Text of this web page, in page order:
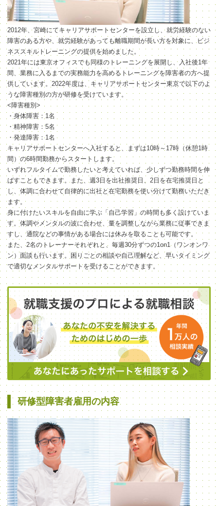
2012年、宮崎にてキャリアサポートセンターを設立し、就労経験のない
障害のある方や、就労経験があっても離職期間が長い方を対象に、ビジ
ネススキルトレーニングの提供を始めました。
2021年には東京オフィスでも同様のトレーニングを展開し、入社後1年
間、業務に入るまでの実務能力を高めるトレーニングを障害者の方へ提
供しています。2022年度は、キャリアサポートセンター東京で以下のよ
うな障害種別の方が研修を受けています。
<障害種別>
・身体障害：1名
・精神障害：5名
・発達障害：1名
キャリアサポートセンターへ入社すると、まずは10時～17時（休憩1時
間）の6時間勤務からスタートします。
いずれフルタイムで勤務したいと考えていれば、少しずつ勤務時間を伸
ばすこともできます。また、週3日を出社推奨日、2日を在宅推奨日と
し、体調に合わせて自律的に出社と在宅勤務を使い分けて勤務いただき
ます。
身に付けたいスキルを自由に学ぶ「自己学習」の時間も多く設けていま
す。体調やメンタルの波に合わせ、量を調整しながら業務に従事できま
すし、通院などの事情がある場合には休みを取ることも可能です。
また、2名のトレーナーそれぞれと、毎週30分ずつの1on1（ワンオンワ
ン）面談も行います。困りごとの相談や自己理解など、早いタイミング
で適切なメンタルサポートを受けることができます。
研修型障害者雇用の内容